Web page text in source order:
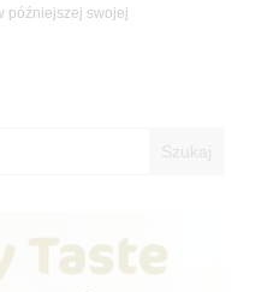
późniejszej swojej